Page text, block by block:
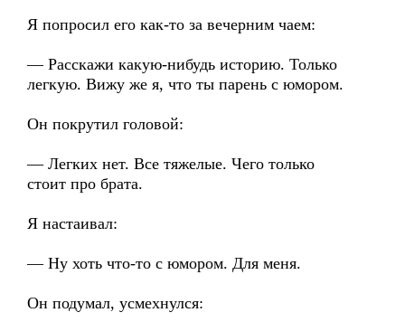
Я попросил его как-то за вечерним чаем:
— Расскажи какую-нибудь историю. Только
легкую. Вижу же я, что ты парень с юмором.
Он покрутил головой:
— Легких нет. Все тяжелые. Чего только
стоит про брата.
Я настаивал:
— Ну хоть что-то с юмором. Для меня.
Он подумал, усмехнулся: